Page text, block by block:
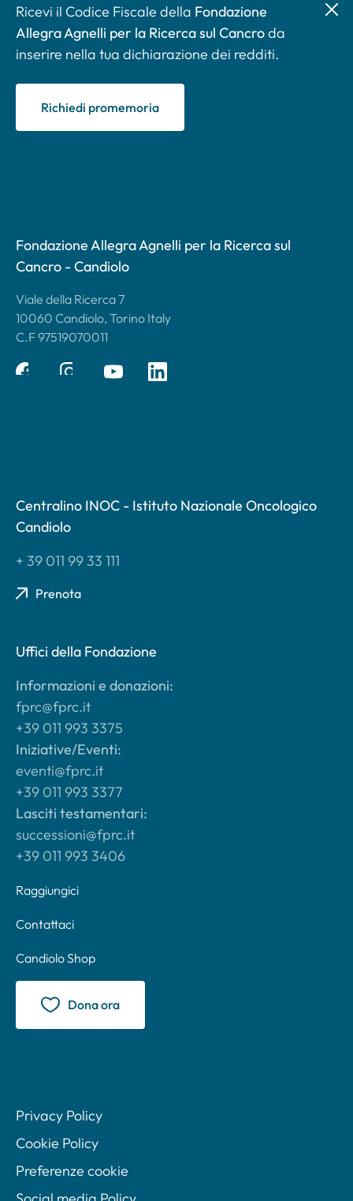
Ricevi il Codice Fiscale della Fondazione
Allegra Agnelli per la Ricerca sul Cancroda
inserire nella tua dichiarazione dei redditi.
Richiedi promemoria
Fondazione Allegra Agnelli per la Ricerca sul
Cancro - Candiolo
Viale della Ricerca 7
10060 Candiolo, Torino Italy
C.F 97519070011
Centralino INOC - Istituto Nazionale Oncologico
Candiolo
+ 39 011 99 33 111
Prenota
Uffici della Fondazione
Informazioni e donazioni:
fprc@fprc.it
+39 011 993 3375
Iniziative/Eventi:
eventi@fprc.it
+39 011 993 3377
Lasciti testamentari:
successioni@fprc.it
+39 011 993 3406
Raggiungici
Contattaci
Candiolo Shop
Dona ora
Privacy Policy
Cookie Policy
Preferenze cookie